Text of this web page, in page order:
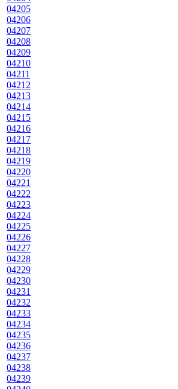
04205
04206
04207
04208
04209
04210
04211
04212
04213
04214
04215
04216
04217
04218
04219
04220
04221
04222
04223
04224
04225
04226
04227
04228
04229
04230
04231
04232
04233
04234
04235
04236
04237
04238
04239